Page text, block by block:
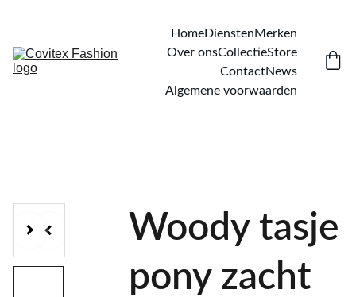
HomeDienstenMerken
Over onsCollectieStore
ContactNews
Algemene voorwaarden
Woody tasje
pony zacht